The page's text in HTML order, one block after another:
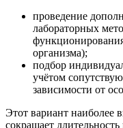
проведение
лабораторных
организма);
подбор
учётом
зависимости от
Этот вариант наиболее
сокращает